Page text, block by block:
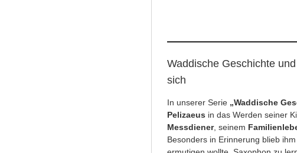
Waddische Geschichte
sich
In unserer Serie „Waddische
Pelizaeus in das Werden seiner
Messdiener, seinem
Besonders in Erinnerung blieb